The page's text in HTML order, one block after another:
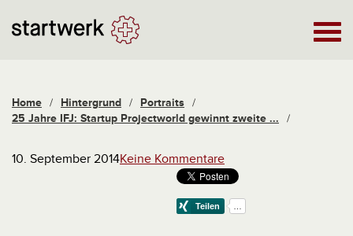
Home / Hintergrund / Portraits /
25 Jahre IFJ: Startup Projectworld gewinnt zweite ...
/
10. September 2014Keine Kommentare